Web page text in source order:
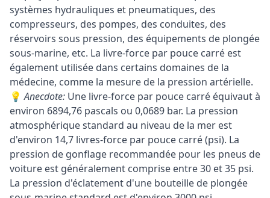
systèmes hydrauliques et pneumatiques, des
compresseurs, des pompes, des conduites, des
réservoirs sous pression, des équipements de plongée
sous-marine, etc. La livre-force par pouce carré est
également utilisée dans certains domaines de la
médecine, comme la mesure de la pression artérielle.
💡Anecdote: Une livre-force par pouce carré équivaut à
environ 6894,76 pascals ou 0,0689 bar. La pression
atmosphérique standard au niveau de la mer est
d'environ 14,7 livres-force par pouce carré (psi). La
pression de gonflage recommandée pour les pneus de
voiture est généralement comprise entre 30 et 35 psi.
La pression d'éclatement d'une bouteille de plongée